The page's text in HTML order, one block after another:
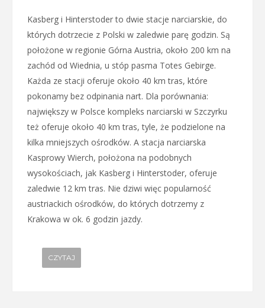
Kasberg i Hinterstoder to dwie stacje narciarskie, do
których dotrzecie z Polski w zaledwie parę godzin. Są
położone w regionie Górna Austria, około 200 km na
zachód od Wiednia, u stóp pasma Totes Gebirge.
Każda ze stacji oferuje około 40 km tras, które
pokonamy bez odpinania nart. Dla porównania:
największy w Polsce kompleks narciarski w Szczyrku
też oferuje około 40 km tras, tyle, że podzielone na
kilka mniejszych ośrodków. A stacja narciarska
Kasprowy Wierch, położona na podobnych
wysokościach, jak Kasberg i Hinterstoder, oferuje
zaledwie 12 km tras. Nie dziwi więc popularność
austriackich ośrodków, do których dotrzemy z
Krakowa w ok. 6 godzin jazdy.
CZYTAJ